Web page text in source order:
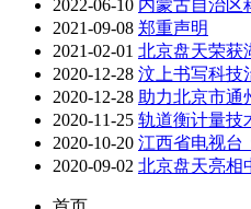
2022-06-10 内蒙古自治区
2021-09-08 郑重声明
2021-02-01 北京盘天荣获
2020-12-28 汶上书写科技
2020-12-28 助力北京市通
2020-11-25 轨道衡计量技
2020-10-20 江西省电视台
2020-09-02 北京盘天亮相